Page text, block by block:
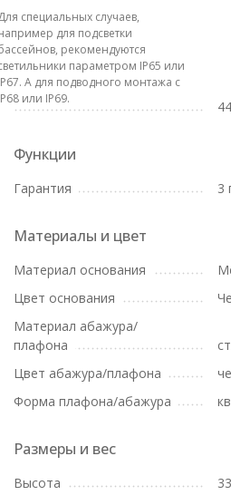
специальных случаев,
для подсветки
рекомендуются
параметром IP65 или
А для подводного монтажа с
или IP69.
Функции
Гарантия 3
Материалы и цвет
Материал основания
Цвет основания
Материал абажура/
плафона
Цвет абажура/плафона
Форма плафона/абажура
Размеры и вес
Высота